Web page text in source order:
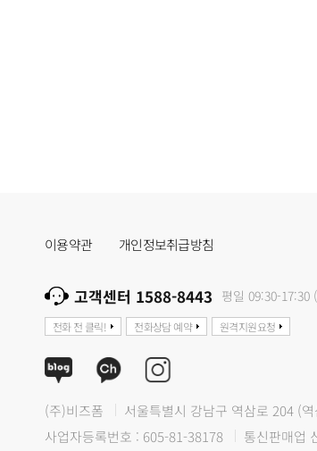
이용약관 개인정보취급방침
고객센터 1588-8443 평일 09:30-17:30
전화 전 클릭! 전화상담 예약 원격지원요청
(주)비즈폼 서울특별시 강남구 역삼로 204 (
사업자등록번호 : 605-81-38178
통신판매업